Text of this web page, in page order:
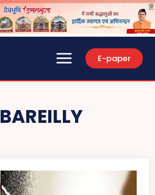
E-paper
BAREILLY